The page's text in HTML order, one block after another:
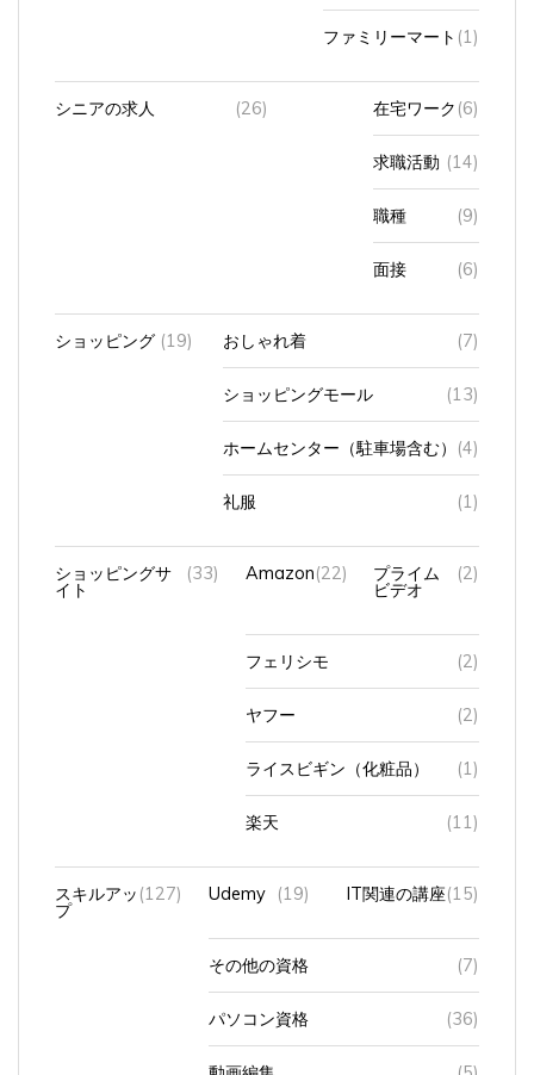
ファミリーマート (1)
シニアの求人 (26) 在宅ワーク (6)
求職活動 (14)
職種 (9)
面接 (6)
ショッピング (19) おしゃれ着 (7)
ショッピングモール (13)
ホームセンター（駐車場含む） (4)
礼服 (1)
ショッピングサ
イト
(33) Amazon (22) プライム
ビデオ
(2)
フェリシモ (2)
ヤフー (2)
ライスビギン（化粧品） (1)
楽天 (11)
スキルアッ
プ
(127) Udemy (19) IT関連の講座 (15)
その他の資格 (7)
パソコン資格 (36)
動画編集 (5)